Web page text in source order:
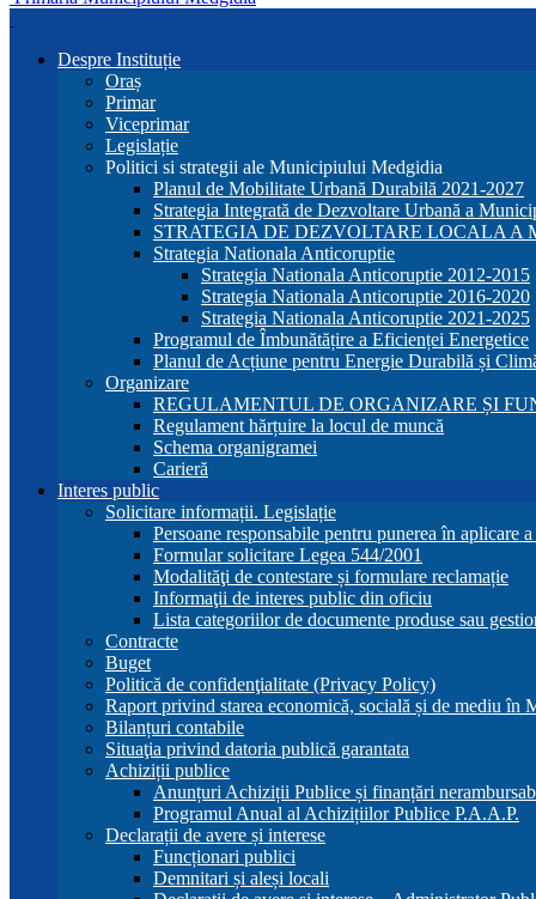
Despre Instituție
Oraș
Primar
Viceprimar
Legislație
Politici si strategii ale Municipiului Medgidia
Planul de Mobilitate Urbană Durabilă 2021-2027
Strategia Integrată de Dezvoltare Urbană a
STRATEGIA DE DEZVOLTARE LOCALA A
Strategia Nationala Anticoruptie
Strategia Nationala Anticoruptie 2012-2015
Strategia Nationala Anticoruptie 2016-2020
Strategia Nationala Anticoruptie 2021-2025
Programul de Îmbunătățire a Eficienței Energetice
Planul de Acțiune pentru Energie Durabilă și
Organizare
REGULAMENTUL DE ORGANIZARE ȘI
Regulament hărțuire la locul de muncă
Schema organigramei
Carieră
Interes public
Solicitare informații. Legislație
Persoane responsabile pentru punerea în aplicare
Formular solicitare Legea 544/2001
Modalităţi de contestare și formulare reclamație
Informaţii de interes public din oficiu
Lista categoriilor de documente produse sau
Contracte
Buget
Politică de confidenţialitate (Privacy Policy)
Raport privind starea economică, socială și de mediu în
Bilanțuri contabile
Situaţia privind datoria publică garantata
Achiziții publice
Anunțuri Achiziții Publice și finanțări
Programul Anual al Achizițiilor Publice P.A.A.P.
Declarații de avere și interese
Funcționari publici
Demnitari și aleși locali